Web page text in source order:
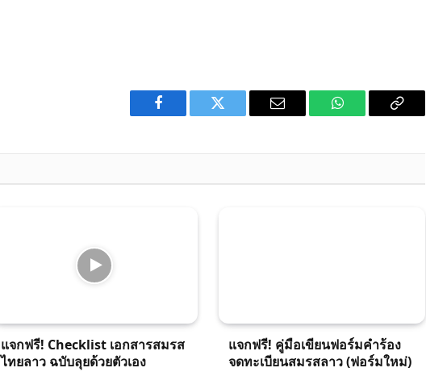
Facebook Twitter Email WhatsAppCopy
แจกฟรี! Checklist เอกสารสมรส
ไทยลาว ฉบับลุยด้วยตัวเอง
แจกฟรี! คู่มือเขียนฟอร์มคำร้อง
จดทะเบียนสมรสลาว (ฟอร์มใหม่)